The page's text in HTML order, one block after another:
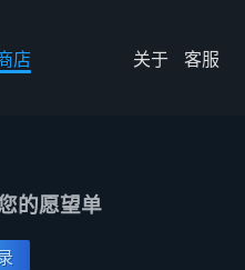
店 关于 客服
的愿望单